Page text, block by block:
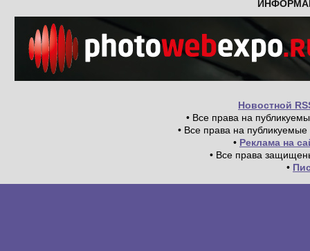
Новостной
• Все права на
• Все права на
• Реклама на
• Все права
•